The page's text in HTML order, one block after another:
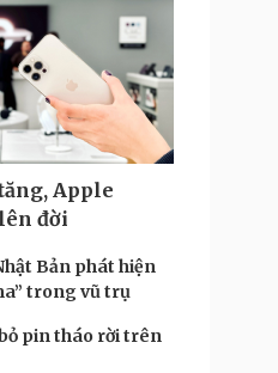
Apple
đời
Bản phát hiện
trong vũ trụ
pin tháo rời trên